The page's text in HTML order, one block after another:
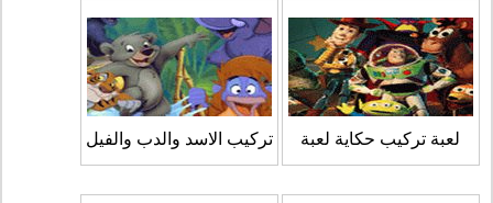
لعبة تركيب حكاية لعبة تركيب الاسد والدب والفيل